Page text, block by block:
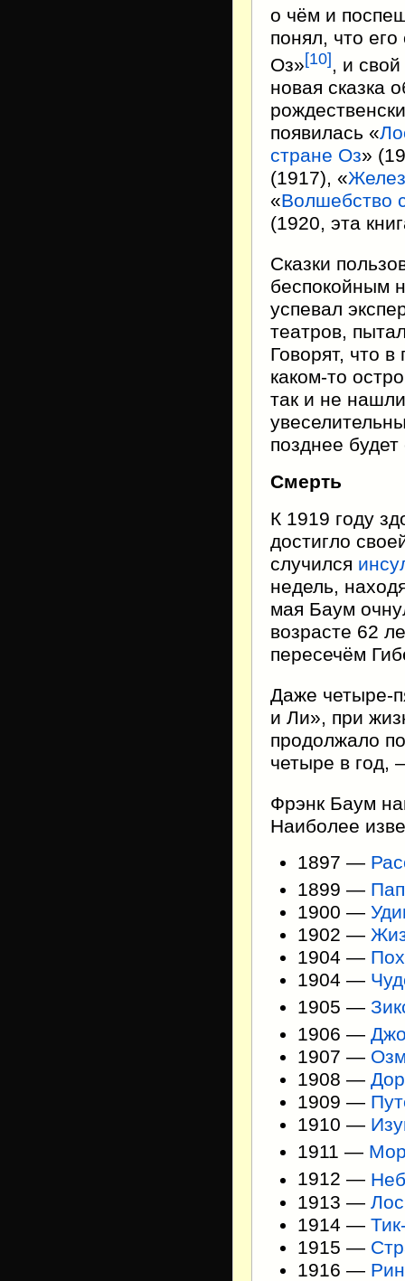
о чём и
понял, что
Оз»[10] , и
новая сказка
появилась «
стране Оз»
(1917), «
«Волшебство
(1920, эта
Сказки
беспокойным
успевал
театров,
Говорят, что
каком-то
так и не
позднее
Смерть
К 1919 году
достигло
случился
недель,
мая Баум
возрасте 62
пересечём
Даже четыре-
и Ли», при
продолжало
четыре в год,
Фрэнк Баум
Наиболее
1897 —
1899 —
1900 —
1902 —
1904 —
1904 —
1905 —
1906 —
1907 —
1908 —
1909 —
1910 —
1911 —
1912 —
1913 —
1914 —
1915 —
1916 —